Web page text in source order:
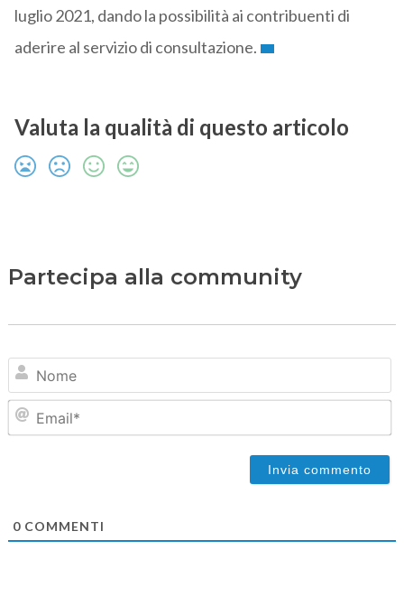
luglio 2021, dando la possibilità ai contribuenti di
aderire al servizio di consultazione.
Valuta la qualità di questo articolo
Partecipa alla community
0COMMENTI